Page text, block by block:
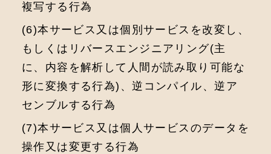
複写する⾏為
(6)本サービス⼜は個別サービスを改変し、
もしくはリバースエンジニアリング(主
に、内容を解析して⼈間が読み取り可能な
形に変換する⾏為)、逆コンパイル、逆ア
センブルする⾏為
(7)本サービス⼜は個⼈サービスのデータを
操作⼜は変更する⾏為